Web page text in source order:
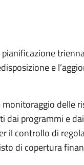
e
delle
programmi e
il controllo di
di copertura